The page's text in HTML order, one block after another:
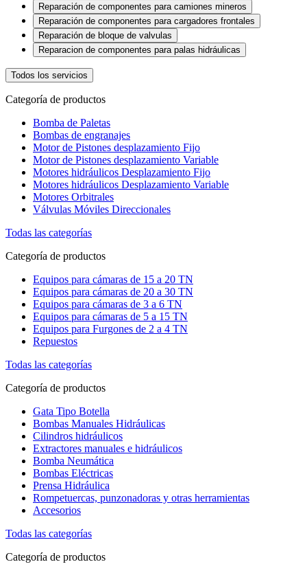
Reparación de componentes para camiones mineros
Reparación de componentes para cargadores frontales
Reparación de bloque de valvulas
Reparacion de componentes para palas hidráulicas
Todos los servicios
Categoría de productos
Bomba de Paletas
Bombas de engranajes
Motor de Pistones desplazamiento Fijo
Motor de Pistones desplazamiento Variable
Motores hidráulicos Desplazamiento Fijo
Motores hidráulicos Desplazamiento Variable
Motores Orbitrales
Válvulas Móviles Direccionales
Todas las categorías
Categoría de productos
Equipos para cámaras de 15 a 20 TN
Equipos para cámaras de 20 a 30 TN
Equipos para cámaras de 3 a 6 TN
Equipos para cámaras de 5 a 15 TN
Equipos para Furgones de 2 a 4 TN
Repuestos
Todas las categorías
Categoría de productos
Gata Tipo Botella
Bombas Manuales Hidráulicas
Cilindros hidráulicos
Extractores manuales e hidráulicos
Bomba Neumática
Bombas Eléctricas
Prensa Hidráulica
Rompetuercas, punzonadoras y otras herramientas
Accesorios
Todas las categorías
Categoría de productos